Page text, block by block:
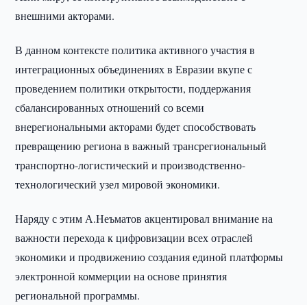
внешними акторами.
В данном контексте политика активного участия в
интеграционных объединениях в Евразии вкупе с
проведением политики открытости, поддержания
сбалансированных отношений со всеми
внерегиональными акторами будет способствовать
превращению региона в важный трансрегиональный
транспортно-логистический и производственно-
технологический узел мировой экономики.
Наряду с этим А.Неъматов акцентировал внимание на
важности перехода к цифровизации всех отраслей
экономики и продвижению создания единой платформы
электронной коммерции на основе принятия
региональной программы.